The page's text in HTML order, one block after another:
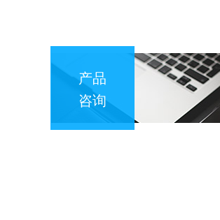
产品
咨询